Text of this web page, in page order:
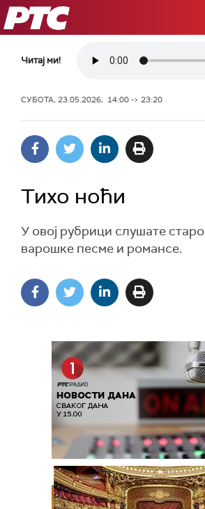
РТС
Читај ми!
СУБОТА, 23.05.2026, 14:00 -> 23:20
Тихо ноћи
У овој рубрици слушате
варошке песме и романсе.